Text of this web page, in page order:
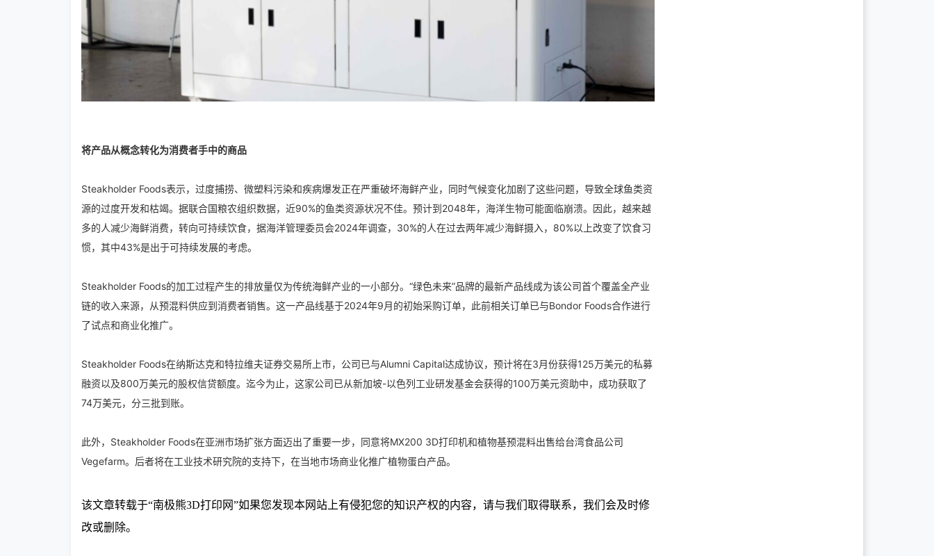
将产品从概念转化为消费者手中的商品
Steakholder Foods表示，过度捕捞、微塑料污染和疾病爆发正在严重破坏海鲜产业，同时气候变化加剧了这些问题，导致全球鱼类资
源的过度开发和枯竭。据联合国粮农组织数据，近90%的鱼类资源状况不佳。预计到2048年，海洋生物可能面临崩溃。因此，越来越
多的人减少海鲜消费，转向可持续饮食，据海洋管理委员会2024年调查，30%的人在过去两年减少海鲜摄入，80%以上改变了饮食习
惯，其中43%是出于可持续发展的考虑。
Steakholder Foods的加工过程产生的排放量仅为传统海鲜产业的一小部分。“绿色未来”品牌的最新产品线成为该公司首个覆盖全产业
链的收入来源，从预混料供应到消费者销售。这一产品线基于2024年9月的初始采购订单，此前相关订单已与Bondor Foods合作进行
了试点和商业化推广。
Steakholder Foods在纳斯达克和特拉维夫证券交易所上市，公司已与Alumni Capital达成协议，预计将在3月份获得125万美元的私募
融资以及800万美元的股权信贷额度。迄今为止，这家公司已从新加坡-以色列工业研发基金会获得的100万美元资助中，成功获取了
74万美元，分三批到账。
此外，Steakholder Foods在亚洲市场扩张方面迈出了重要一步，同意将MX200 3D打印机和植物基预混料出售给台湾食品公司
Vegefarm。后者将在工业技术研究院的支持下，在当地市场商业化推广植物蛋白产品。
该文章转载于“南极熊3D打印网”如果您发现本网站上有侵犯您的知识产权的内容，请与我们取得联系，我们会及时修
改或删除。